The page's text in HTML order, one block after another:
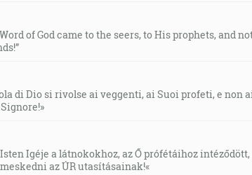
of God came to the seers, to His prophets, and
di Dio si rivolse ai veggenti, ai Suoi profeti, e
Isten Igéje a látnokokhoz, az Ő prófétáihoz
az ÚR utasításainak!«